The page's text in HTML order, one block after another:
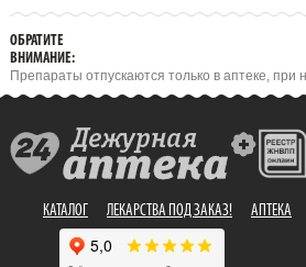
ОБРАТИТЕ
ВНИМАНИЕ:
Препараты отпускаются только в аптеке, при
КАТАЛОГ ЛЕКАРСТВА ПОД ЗАКАЗ! АПТЕКА